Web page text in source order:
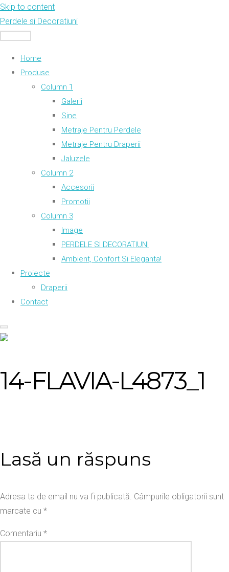
Skip to content
Perdele si Decoratiuni
Home
Produse
Column 1
Galerii
Sine
Metraje Pentru Perdele
Metraje Pentru Draperii
Jaluzele
Column 2
Accesorii
Promotii
Column 3
Image
PERDELE SI DECORATIUNI
Ambient, Confort Si Eleganta!
Proiecte
Draperii
Contact
14-FLAVIA-L4873_1
Lasă un răspuns
Adresa ta de email nu va fi publicată. Câmpurile obligatorii sunt
marcate cu *
Comentariu *